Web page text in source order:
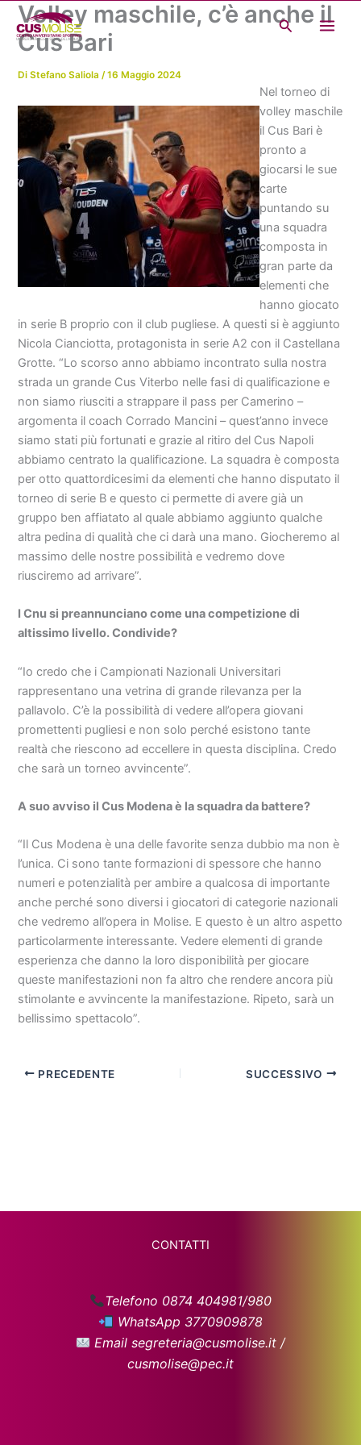
contenuto
Cerca
Volley maschile, c’è anche il
Cus Bari
DiStefano Saliola/16 Maggio 2024
Nel torneo di
volley maschile
il Cus Bari è
pronto a
giocarsi le sue
carte
puntando su
una squadra
composta in
gran parte da
elementi che
hanno giocato
in serie B proprio con il club pugliese. A questi si è aggiunto
Nicola Cianciotta, protagonista in serie A2 con il Castellana
Grotte. “Lo scorso anno abbiamo incontrato sulla nostra
strada un grande Cus Viterbo nelle fasi di qualificazione e
non siamo riusciti a strappare il pass per Camerino –
argomenta il coach Corrado Mancini – quest’anno invece
siamo stati più fortunati e grazie al ritiro del Cus Napoli
abbiamo centrato la qualificazione. La squadra è composta
per otto quattordicesimi da elementi che hanno disputato il
torneo di serie B e questo ci permette di avere già un
gruppo ben affiatato al quale abbiamo aggiunto qualche
altra pedina di qualità che ci darà una mano. Giocheremo al
massimo delle nostre possibilità e vedremo dove
riusciremo ad arrivare”.
I Cnu si preannunciano come una competizione di
altissimo livello. Condivide?
“Io credo che i Campionati Nazionali Universitari
rappresentano una vetrina di grande rilevanza per la
pallavolo. C’è la possibilità di vedere all’opera giovani
promettenti pugliesi e non solo perché esistono tante
realtà che riescono ad eccellere in questa disciplina. Credo
che sarà un torneo avvincente”.
A suo avviso il Cus Modena è la squadra da battere?
“Il Cus Modena è una delle favorite senza dubbio ma non è
l’unica. Ci sono tante formazioni di spessore che hanno
numeri e potenzialità per ambire a qualcosa di importante
anche perché sono diversi i giocatori di categorie nazionali
che vedremo all’opera in Molise. E questo è un altro aspetto
particolarmente interessante. Vedere elementi di grande
esperienza che danno la loro disponibilità per giocare
queste manifestazioni non fa altro che rendere ancora più
stimolante e avvincente la manifestazione. Ripeto, sarà un
bellissimo spettacolo”.
PRECEDENTE SUCCESSIVO
CONTATTI
Telefono 0874 404981/980
WhatsApp 3770909878
Email segreteria@cusmolise.it /
cusmolise@pec.it